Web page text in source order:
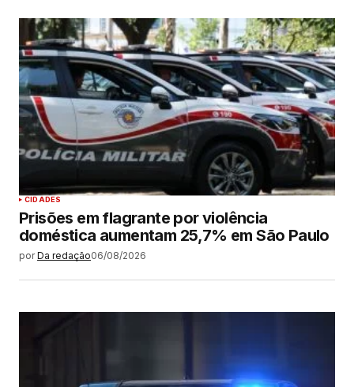
CIDADES
Prisões em flagrante por violência
doméstica aumentam 25,7% em São Paulo
por Da redação06/08/2026